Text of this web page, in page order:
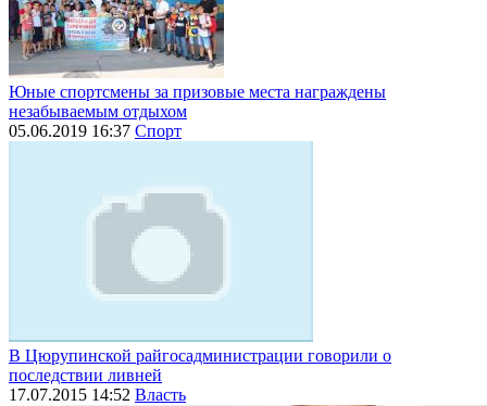
Юные спортсмены за призовые места награждены
незабываемым отдыхом
05.06.2019 16:37 Спорт
В Цюрупинской райгосадминистрации говорили о
последствии ливней
17.07.2015 14:52 Власть